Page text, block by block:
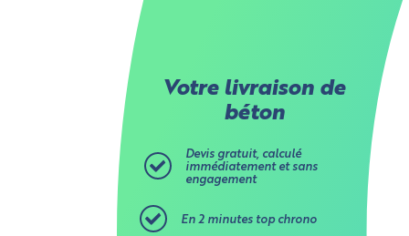
Votre livraison de
béton
Devis gratuit, calculé
immédiatement et sans
engagement
En 2 minutes top chrono